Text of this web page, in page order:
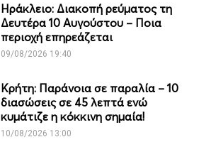
Ηράκλειο: Διακοπή ρεύματος τη
Δευτέρα 10 Αυγούστου – Ποια
περιοχή επηρεάζεται
09/08/2026 19:40
Κρήτη: Παράνοια σε παραλία – 10
διασώσεις σε 45 λεπτά ενώ
κυμάτιζε η κόκκινη σημαία!
10/08/2026 13:00